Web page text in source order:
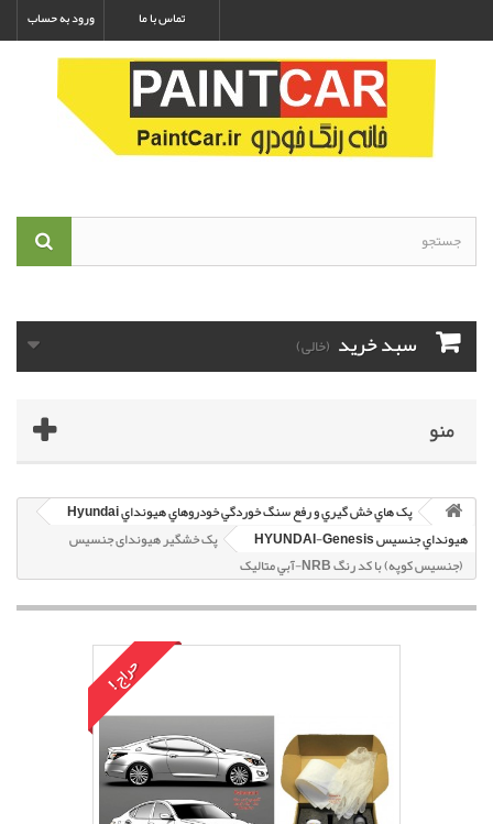
ورود به حساب تماس با ما
سبد خرید (خالی)
منو
پک هاي خش گيري و رفع سنگ خوردگي خودروهاي هيونداي Hyundai
هيونداي جنسيس HYUNDAI-Genesis
پک خشگير هیوندای جنسیس
(جنسیس کوپه) با کد رنگ NRB-آبي متاليک
حراج!